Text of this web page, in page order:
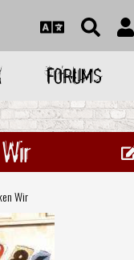
FORUMS
Wir